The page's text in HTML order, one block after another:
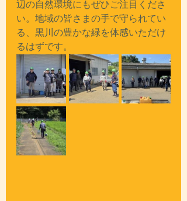
辺の自然環境にもぜひご注目くださ
い。地域の皆さまの手で守られてい
る、黒川の豊かな緑を体感いただけ
るはずです。